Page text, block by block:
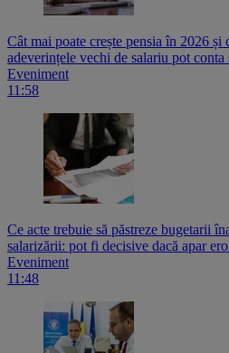
Cât mai poate crește pensia în 2026 și
adeverințele vechi de salariu pot
Eveniment
11:58
Ce acte trebuie să păstreze bugetarii
salarizării: pot fi decisive dacă apar
Eveniment
11:48